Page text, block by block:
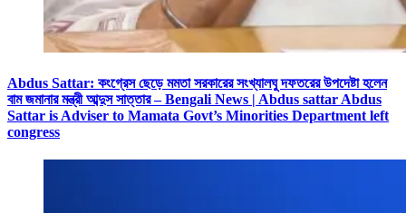
Abdus Sattar: কংগ্রেস ছেড়ে মমতা সরকারের সংখ্যালঘু দফতরের উপদেষ্টা হলেন
বাম জমানার মন্ত্রী আব্দুস সাত্তার – Bengali News | Abdus sattar Abdus
Sattar is Adviser to Mamata Govt’s Minorities Department left
congress